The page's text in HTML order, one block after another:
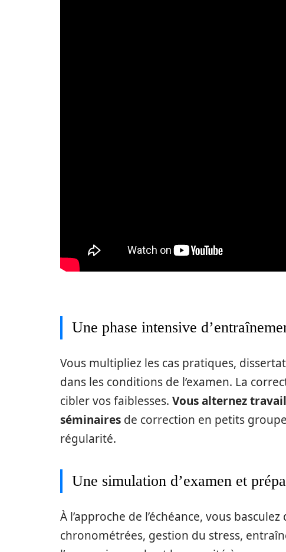
Une phase intensive
Vous multipliez les cas pratiques,
dans les conditions de l’examen. La
cibler vos faiblesses. Vous alternez
séminaires de correction en petits
régularité.
Une simulation d’examen et
À l’approche de l’échéance, vous
chronométrées, gestion du stress,